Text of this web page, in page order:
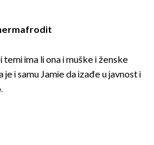
temi ima li ona i muške i ženske
i samu Jamie da izađe u javnost i